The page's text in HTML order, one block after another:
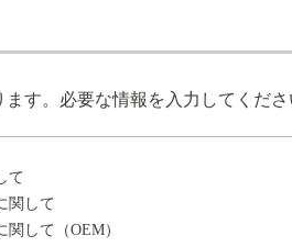
す。必要な情報を入力してくださ
て
関して
関して（OEM）